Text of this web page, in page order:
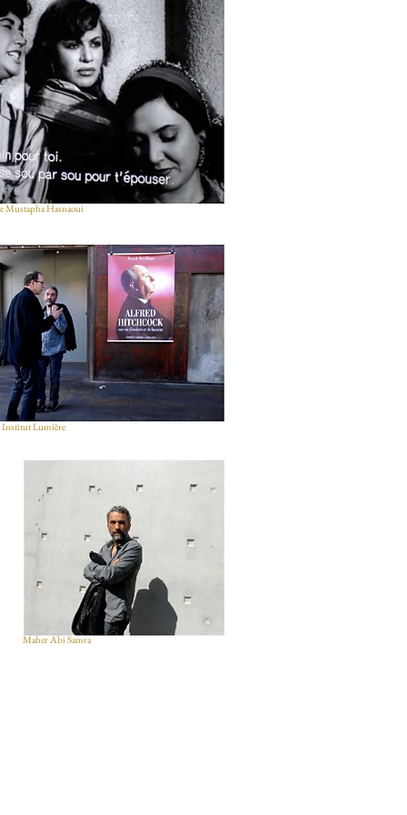
Mustapha Hasnaoui
Maher Abi Samra
Institut Lumière